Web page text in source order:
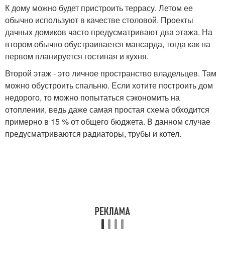
К дому можно будет пристроить террасу. Летом ее
обычно используют в качестве столовой. Проекты
дачных домиков часто предусматривают два этажа. На
втором обычно обустраивается мансарда, тогда как на
первом планируется гостиная и кухня.
Второй этаж - это личное пространство владельцев. Там
можно обустроить спальню. Если хотите построить дом
недорого, то можно попытаться сэкономить на
отоплении, ведь даже самая простая схема обходится
примерно в 15 % от общего бюджета. В данном случае
предусматриваются радиаторы, трубы и котел.